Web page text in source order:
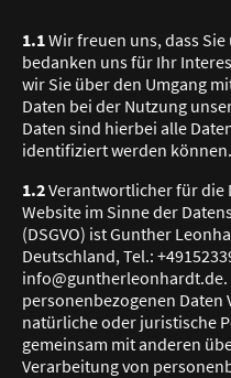
1.1Wir freuen uns, dass
bedanken uns für Ihr
wir Sie über den Umgang
Daten bei der Nutzung
Daten sind hierbei alle
identifiziert werden können.
1.2Verantwortlicher für die
Website im Sinne der
(DSGVO) ist Gunther
Deutschland, Tel.:
personenbezogenen
natürliche oder juristische
gemeinsam mit anderen
Verarbeitung von